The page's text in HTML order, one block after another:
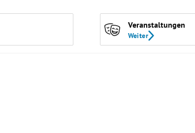
Veranstaltungen
Weiter